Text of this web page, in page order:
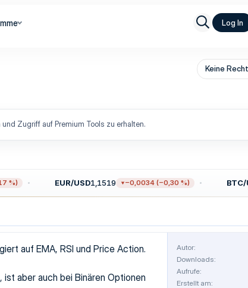
Log In
Keine
Zugriff auf Premium Tools zu erhalten.
EUR/USD1,1519 −0,0034 (−0,30 %) BTC/
auf EMA, RSI und Price Action.
aber auch bei Binären Optionen
Autor
Downloads
Aufrufe
Erstellt am